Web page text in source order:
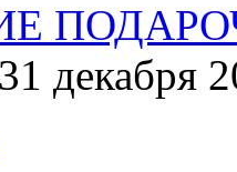
декабря